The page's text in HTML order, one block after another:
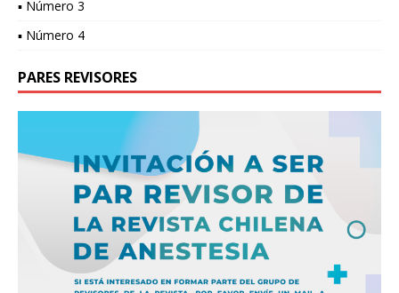
▪ Número 3
▪ Número 4
PARES REVISORES